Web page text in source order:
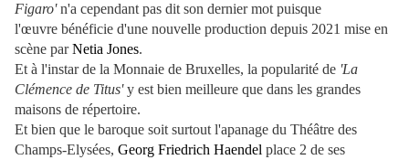
Figaro'n'a cependant pas dit son dernier mot puisque
l'œuvre bénéficie d'une nouvelle production depuis 2021 mise en
scène parNetia Jones.
Et à l'instar de la Monnaie de Bruxelles, la popularité de 'La
Clémence de Titus'y est bien meilleure que dans les grandes
maisons de répertoire.
Et bien que le baroque soit surtout l'apanage du Théâtre des
Champs-Elysées, Georg Friedrich Haendel place 2 de ses